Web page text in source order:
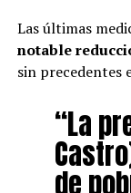
Las últimas
notable
sin precedentes
“La
de